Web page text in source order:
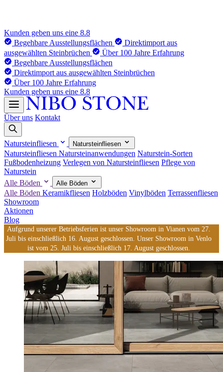
Kunden geben uns eine 8.8
Begehbare Ausstellungsflächen
Direktimport aus
ausgewählten Steinbrüchen
Über 100 Jahre Erfahrung
Begehbare Ausstellungsflächen
Direktimport aus ausgewählten Steinbrüchen
Über 100 Jahre Erfahrung
Kunden geben uns eine 8.8
Über uns Kontakt
Natursteinfliesen Natursteinfliesen
Natursteinfliesen Natursteinanwendungen Naturstein-Sorten
Fußbodenheizung Verlegen von Natursteinfliesen Pflege von
Naturstein
Alle Böden
Alle Böden
Alle Böden Keramikfliesen Holzböden Vinylböden Terrassenfliesen
Showroom
Aktionen
Blog
Aufgrund unserer Betriebsferien ist unser Showroom in Vianen vom 27.
Juli bis einschließlich 16. August geschlossen. Unser Showroom in Venlo
ist vom 25. Juli bis einschließlich 17. August geschlossen.